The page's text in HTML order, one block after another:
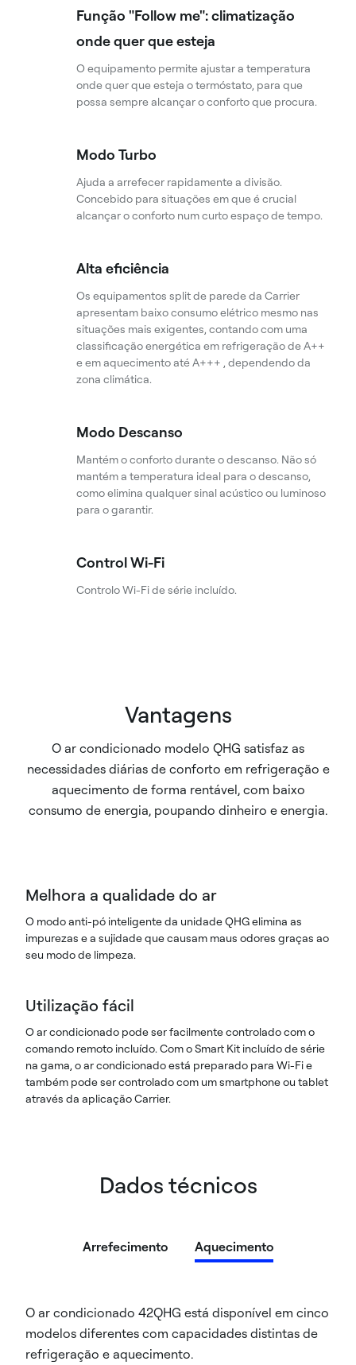
Função "Follow me": climatização
onde quer que esteja
O equipamento permite ajustar a temperatura
onde quer que esteja o termóstato, para que
possa sempre alcançar o conforto que procura.
Modo Turbo
Ajuda a arrefecer rapidamente a divisão.
Concebido para situações em que é crucial
alcançar o conforto num curto espaço de tempo.
Alta eficiência
Os equipamentos split de parede da Carrier
apresentam baixo consumo elétrico mesmo nas
situações mais exigentes, contando com uma
classificação energética em refrigeração de A++
e em aquecimento até A+++ , dependendo da
zona climática.
Modo Descanso
Mantém o conforto durante o descanso. Não só
mantém a temperatura ideal para o descanso,
como elimina qualquer sinal acústico ou luminoso
para o garantir.
Control Wi-Fi
Controlo Wi-Fi de série incluído.
Vantagens
O ar condicionado modelo QHG satisfaz as
necessidades diárias de conforto em refrigeração e
aquecimento de forma rentável, com baixo
consumo de energia, poupando dinheiro e energia.
Melhora a qualidade do ar
O modo anti-pó inteligente da unidade QHG elimina as
impurezas e a sujidade que causam maus odores graças ao
seu modo de limpeza.
Utilização fácil
O ar condicionado pode ser facilmente controlado com o
comando remoto incluído. Com o Smart Kit incluído de série
na gama, o ar condicionado está preparado para Wi-Fi e
também pode ser controlado com um smartphone ou tablet
através da aplicação Carrier.
Dados técnicos
Arrefecimento Aquecimento
O ar condicionado 42QHG está disponível em cinco
modelos diferentes com capacidades distintas de
refrigeração e aquecimento.